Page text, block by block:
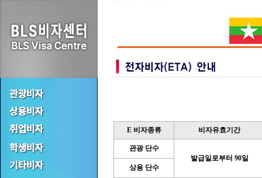
E 비자종류 비자유효기간
관광 단수
발급일로부터 90일
상용 단수